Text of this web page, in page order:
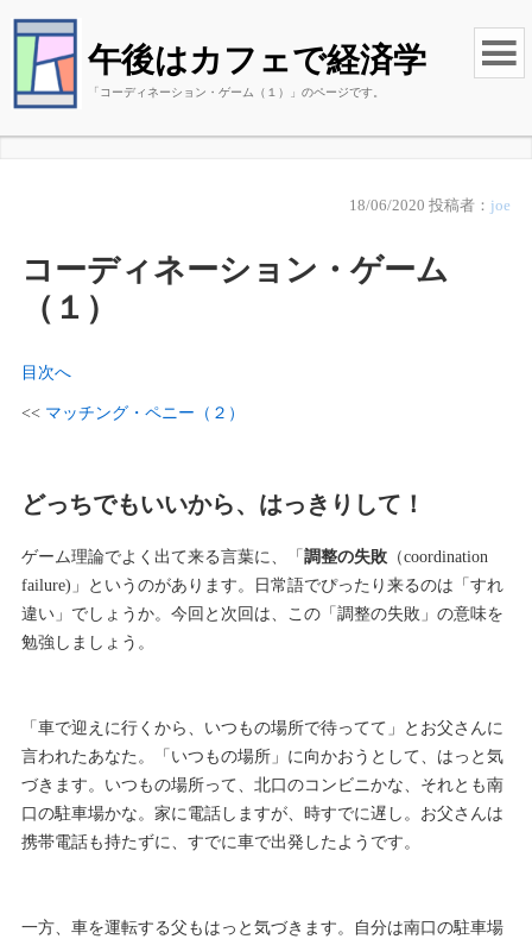
午後はカフェで経済学
「コーディネーション・ゲーム（１）」のページです。
18/06/2020 投稿者： joe
コーディネーション・ゲーム
（１）
目次へ
<< マッチング・ペニー（２）
どっちでもいいから、はっきりして！
ゲーム理論でよく出て来る言葉に、「 調整の失敗（coordination
failure)」というのがあります。日常語でぴったり来るのは「すれ
違い」でしょうか。今回と次回は、この「調整の失敗」の意味を
勉強しましょう。
「車で迎えに行くから、いつもの場所で待ってて」とお父さんに
言われたあなた。「いつもの場所」に向かおうとして、はっと気
づきます。いつもの場所って、北口のコンビニかな、それとも南
口の駐車場かな。家に電話しますが、時すでに遅し。お父さんは
携帯電話も持たずに、すでに車で出発したようです。
一方、車を運転する父もはっと気づきます。自分は南口の駐車場